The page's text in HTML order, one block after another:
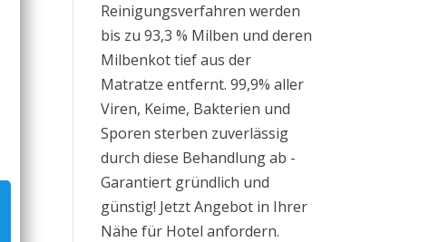
Reinigungsverfahren werden
bis zu 93,3 % Milben und deren
Milbenkot tief aus der
Matratze entfernt. 99,9% aller
Viren, Keime, Bakterien und
Sporen sterben zuverlässig
durch diese Behandlung ab -
Garantiert gründlich und
günstig! Jetzt Angebot in Ihrer
Nähe für Hotel anfordern.